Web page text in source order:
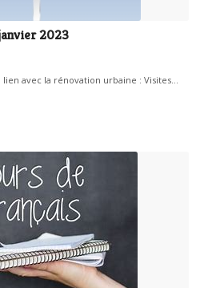
2023
avec la rénovation urbaine : Visites…